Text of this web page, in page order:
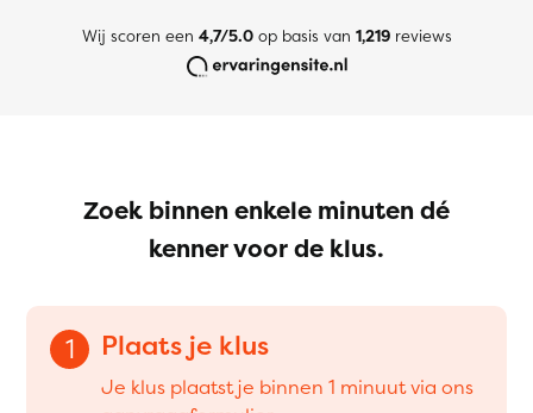
Wij scoren een 4,7/5.0op basis van 1,219reviews
Zoek binnen enkele minuten dé
kenner voor de klus.
1 Plaats je klus
Je klus plaatst je binnen 1 minuut via ons